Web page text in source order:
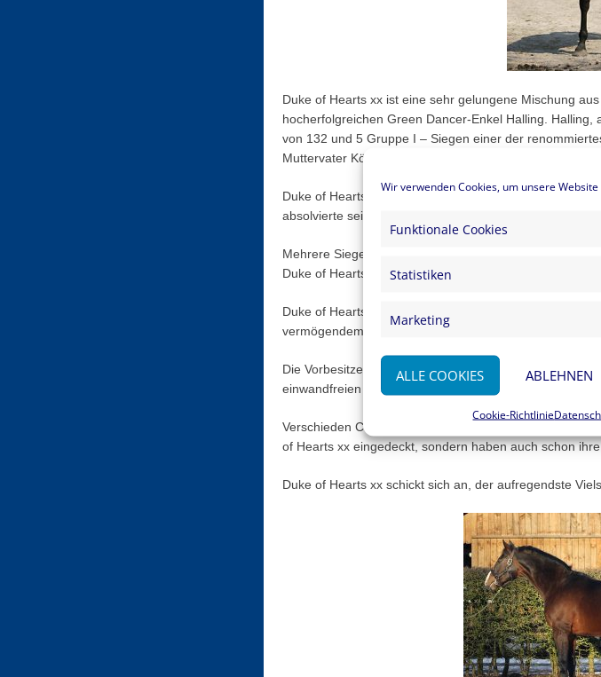
Wir verwenden Cookies, um unsere
Funktionale Cookies
Statistiken
Marketing
ALLE COOKIES ABLEHNEN
Cookie-Richtlinie
Duke of Hearts xx ist eine sehr gelungene Mischung
hocherfolgreichen Green Dancer-Enkel Halling.
von 132 und 5 Gruppe I – Siegen einer der
Muttervater Königsstuhl war der erste deutsche Triple
Duke of Hearts xx stellte 2011 seinen ersten gekörten
absolvierte seinen Veranlagungstest mit einer
Mehrere Siegerfohlen, Prämienstuten und
Duke of Hearts als einen besonderen Leistungsvererber.
Duke of Hearts xx gibt seinen Nachkommen oft
vermögendem Springen, ein Beweis für seine
Die Vorbesitzerin aus den USA betont, dass alle von ihr
einwandfreien Gesundheitszustand waren und dem
Verschieden Championatskaderreiter der Sparte
of Hearts xx eingedeckt, sondern haben auch schon
Duke of Hearts xx schickt sich an, der aufregendste